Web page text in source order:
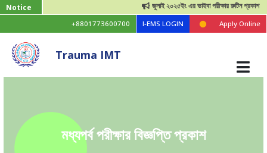
Notice জুলাই ২০২৫ইং এর ভাইবা পরীক্ষার রুটিন প্রকাশ
+8801773600700 I-EMS LOGIN Apply Online
Trauma IMT
মধ্যপর্ব পরীক্ষার বিজ্ঞপ্তি প্রকাশ